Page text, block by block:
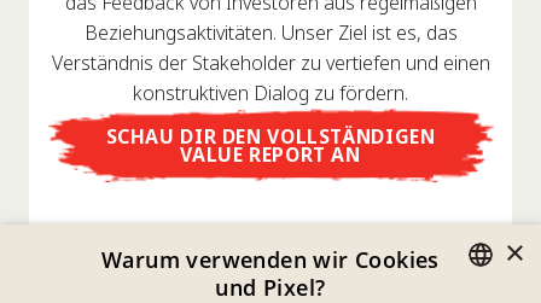
Beziehungsaktivitäten. Unser Ziel ist es, das
Verständnis der Stakeholder zu vertiefen und einen
konstruktiven Dialog zu fördern.
SCHAU DIR DEN VOLLSTÄNDIGEN
VALUE REPORT AN
×
Warum verwenden wir Cookies
und Pixel?